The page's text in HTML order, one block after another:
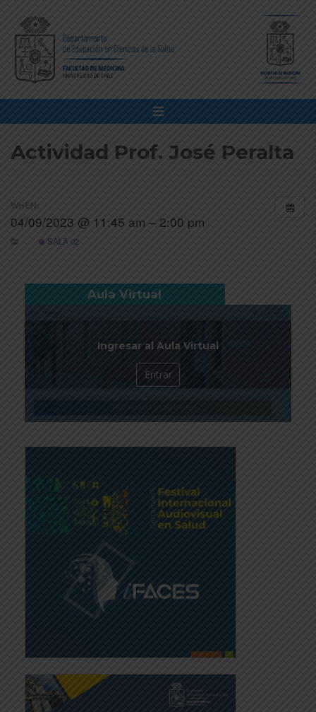
Actividad Prof. José Peralta
WHEN:
04/09/2023 @ 11:45 am – 2:00 pm
SALA 02
Aula Virtual
Ingresar al Aula Virtual
Entrar